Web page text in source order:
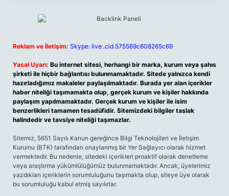
Reklam ve İletişim: Skype: live:.cid.575569c608265c69
Yasal Uyarı: Bu internet sitesi, herhangi bir marka, kurum veya şahıs
şirketi ile hiçbir bağlantısı bulunmamaktadır. Sitede yalnızca kendi
hazırladığımız makaleler paylaşılmaktadır. Burada yer alan içerikler
haber niteliği taşımamakta olup, gerçek kurum ve kişiler hakkında
paylaşım yapılmamaktadır. Gerçek kurum ve kişiler ile isim
benzerlikleri tamamen tesadüfidir. Sitemizdeki bilgiler taslak
halindedir ve tavsiye niteliği taşımazlar.
Sitemiz, 5651 Sayılı Kanun gereğince Bilgi Teknolojileri ve İletişim
Kurumu (BTK) tarafından onaylanmış bir Yer Sağlayıcı olarak hizmet
vermektedir. Bu nedenle, sitedeki içerikleri proaktif olarak denetleme
veya araştırma yükümlülüğümüz bulunmamaktadır. Ancak, üyelerimiz
yazdıkları içeriklerin sorumluluğunu taşımakta olup, siteye üye olarak
bu sorumluluğu kabul etmiş sayılırlar.